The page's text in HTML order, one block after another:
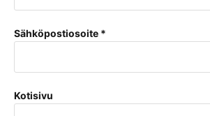
Sähköpostiosoite *
Kotisivu